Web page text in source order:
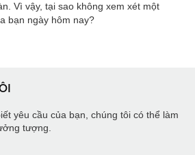
Vì vậy, tại sao không xem xét một
bạn ngày hôm nay?
yêu cầu của bạn, chúng tôi có thể làm
tượng.